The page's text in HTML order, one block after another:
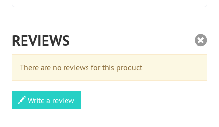
REVIEWS
There are no reviews for this product
Write a review